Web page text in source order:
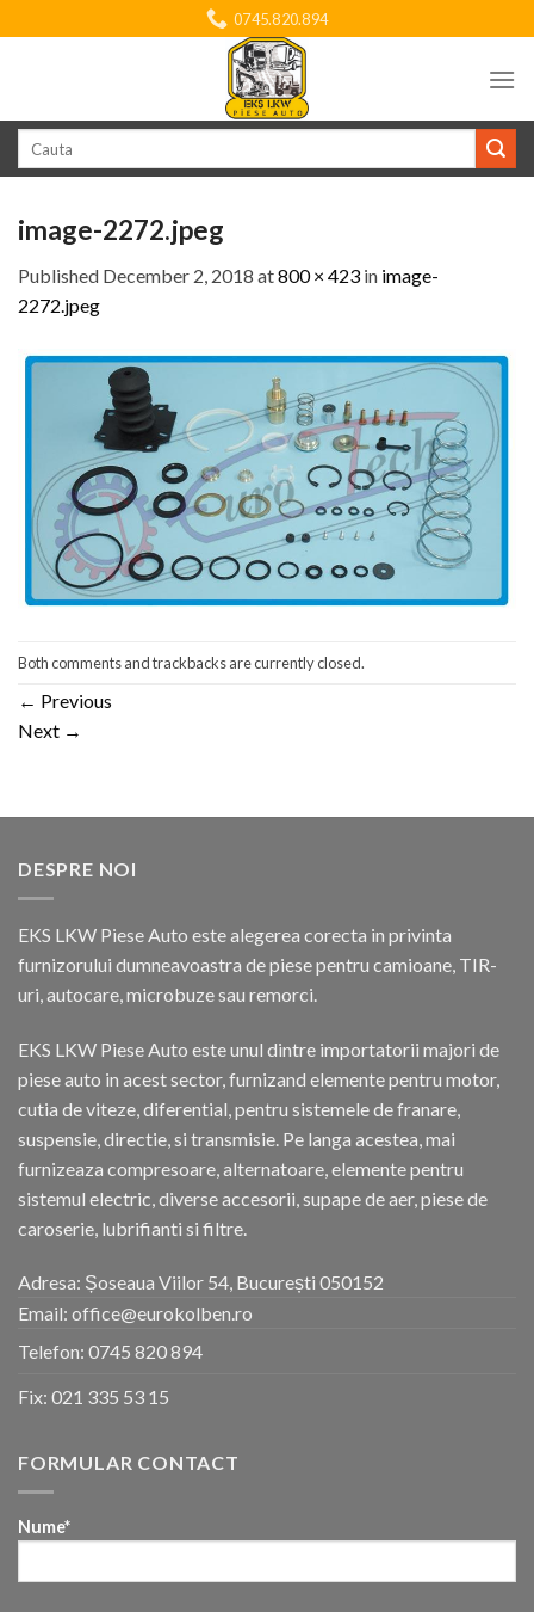
to
0745.820.894
image-2272.jpeg
Published December 2, 2018 at800 × 423 in image-
2272.jpeg
Both comments and trackbacks are currently closed.
← Previous
Next →
DESPRE NOI
EKS LKW Piese Auto este alegerea corecta in privinta
furnizorului dumneavoastra de piese pentru camioane, TIR-
uri, autocare, microbuze sau remorci.
EKS LKW Piese Auto este unul dintre importatorii majori de
piese auto in acest sector, furnizand elemente pentru motor,
cutia de viteze, diferential, pentru sistemele de franare,
suspensie, directie, si transmisie. Pe langa acestea, mai
furnizeaza compresoare, alternatoare, elemente pentru
sistemul electric, diverse accesorii, supape de aer, piese de
caroserie, lubrifianti si filtre.
Adresa: Șoseaua Viilor 54, București 050152
Email: office@eurokolben.ro
Telefon: 0745 820 894
Fix: 021 335 53 15
FORMULAR CONTACT
Nume*